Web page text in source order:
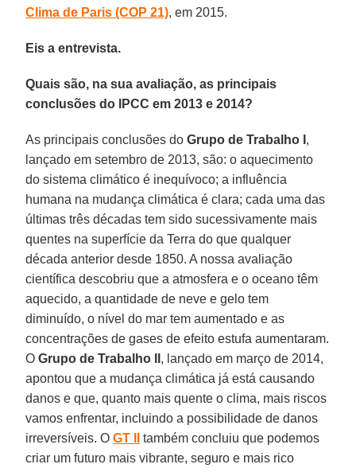
Clima de Paris (COP 21), em 2015.
Eis a entrevista.
Quais são, na sua avaliação, as principais
conclusões do IPCC em 2013 e 2014?
As principais conclusões doGrupo de Trabalho I ,
lançado em setembro de 2013, são: o aquecimento
do sistema climático é inequívoco; a influência
humana na mudança climática é clara; cada uma das
últimas três décadas tem sido sucessivamente mais
quentes na superfície da Terra do que qualquer
década anterior desde 1850. A nossa avaliação
científica descobriu que a atmosfera e o oceano têm
aquecido, a quantidade de neve e gelo tem
diminuído, o nível do mar tem aumentado e as
concentrações de gases de efeito estufa aumentaram.
OGrupo de Trabalho II , lançado em março de 2014,
apontou que a mudança climática já está causando
danos e que, quanto mais quente o clima, mais riscos
vamos enfrentar, incluindo a possibilidade de danos
irreversíveis. OGT II
também concluiu que podemos
criar um futuro mais vibrante, seguro e mais rico